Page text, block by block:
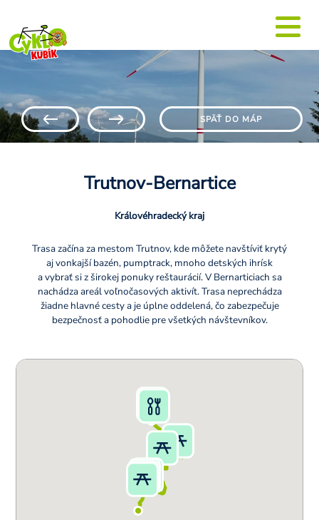
SPÄŤ DO MÁP
Trutnov-Bernartice
Královéhradecký kraj
Trasa začína za mestom Trutnov, kde môžete navštíviť krytý
aj vonkajší bazén, pumptrack, mnoho detských ihrísk
a vybrať si z širokej ponuky reštaurácií. V Bernarticiach sa
nachádza areál voľnočasových aktivít. Trasa neprechádza
žiadne hlavné cesty a je úplne oddelená, čo zabezpečuje
bezpečnosť a pohodlie pre všetkých návštevníkov.